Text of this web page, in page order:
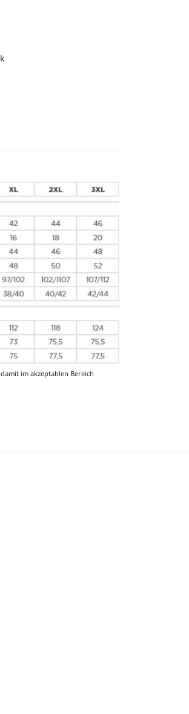
im akzeptablen Bereich